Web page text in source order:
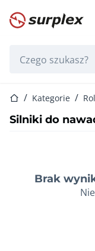
Strona główna
Strona główna
Kategorie
Silniki do
Brak